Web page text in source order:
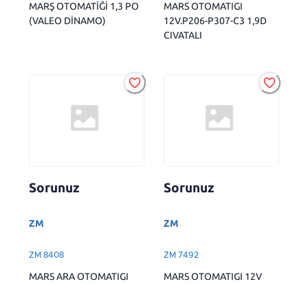
MARŞ OTOMATİĞİ 1,3 PO
(VALEO DİNAMO)
MARS OTOMATIGI
12V.P206-P307-C3 1,9D
CIVATALI
Sorunuz
ZM
ZM 8408
MARS ARA OTOMATIGI
Sorunuz
ZM
ZM 7492
MARS OTOMATIGI 12V